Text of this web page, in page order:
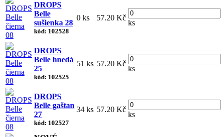
DROPS
Belle
sušienka 28
kód: 102528
0 ks 57.20 Kč
ks
DROPS
Belle hnedá
25
kód: 102525
51 ks 57.20 Kč
ks
DROPS
Belle gaštan
27
kód: 102527
34 ks 57.20 Kč
ks